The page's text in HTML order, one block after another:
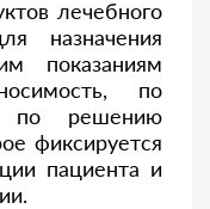
лечебного
назначения
показаниям
по
по решению
фиксируется
пациента и